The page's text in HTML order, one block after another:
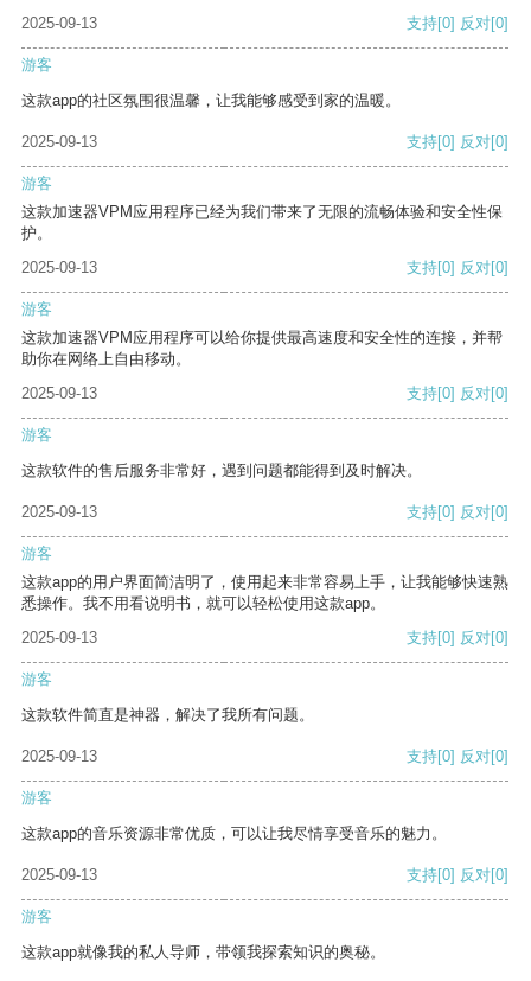
2025-09-13
支持[0] 反对[0]
游客
这款app的社区氛围很温馨，让我能够感受到家的温暖。
2025-09-13 支持[0] 反对[0]
游客
这款加速器VPM应用程序已经为我们带来了无限的流畅体验和安全性保
护。
2025-09-13
支持[0] 反对[0]
游客
这款加速器VPM应用程序可以给你提供最高速度和安全性的连接，并帮
助你在网络上自由移动。
2025-09-13
支持[0] 反对[0]
游客
这款软件的售后服务非常好，遇到问题都能得到及时解决。
2025-09-13 支持[0] 反对[0]
游客
这款app的用户界面简洁明了，使用起来非常容易上手，让我能够快速熟
悉操作。我不用看说明书，就可以轻松使用这款app。
2025-09-13
支持[0] 反对[0]
游客
这款软件简直是神器，解决了我所有问题。
2025-09-13 支持[0] 反对[0]
游客
这款app的音乐资源非常优质，可以让我尽情享受音乐的魅力。
2025-09-13 支持[0] 反对[0]
游客
这款app就像我的私人导师，带领我探索知识的奥秘。